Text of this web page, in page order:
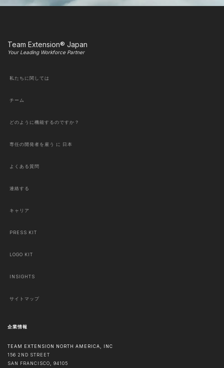
Team Extension® Japan
Your Leading Workforce Partner
私たちに関しては
チーム
どのように機能するのですか？
専任の開発者を雇う に 日本
よくある質問
連絡する
キャリア
PRESS KIT
LOGO KIT
INSIGHTS
サイトマップ
企業情報
TEAM EXTENSION NORTH AMERICA, INC
156 2ND STREET
SAN FRANCISCO, 94105